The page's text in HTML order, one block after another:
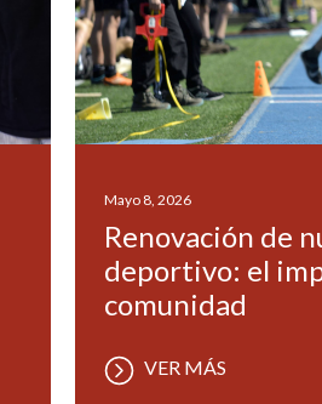
Mayo 8, 2026
Renovación de
deportivo: el
comunidad
VER MÁS